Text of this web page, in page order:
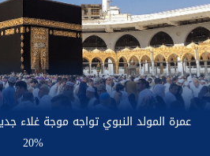
ارتفاع أسعار الذهب محليا.. وعيار 21 يسجل 6030 جنيها